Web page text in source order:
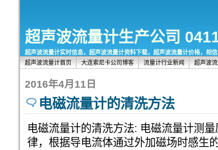
超声波流量计生产公司
超声波流量计实时信息，超声波流量计资料下载，超声波流量计价格，相
超声波流量计首页
大连索尼卡公司博客 流量计行业新闻 超声波
2016年4月11日
电磁流量计的清洗方法
电磁流量计的清洗方法: 电磁流量计测
律，根据导电流体通过外加磁场时感生